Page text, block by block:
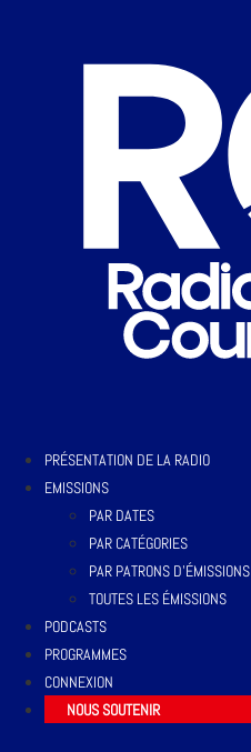
PRÉSENTATION DE LA RADIO
EMISSIONS
PAR DATES
PAR CATÉGORIES
PAR PATRONS D’ÉMISSIONS
TOUTES LES ÉMISSIONS
PODCASTS
PROGRAMMES
CONNEXION
NOUS SOUTENIR